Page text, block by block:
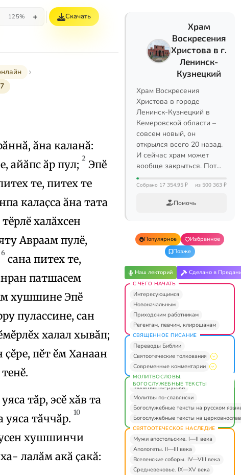
125% + Скачать
ӑна каланӑ:
айӑпс ӑр пул; 2 Эпӗ
те, питех те
калаҫса ӑна тата
халӑхсен
Авраам пулӗ,
6 сана питех те,
патшасем
хушшине Эпӗ
пулассине, сан
халал хывӑп;
ҫӗре, пӗт ӗм Ханаан
тӑр, эсӗ хӑв та
уяса тӑччӑр. 10
хушшинчи
лалӑм акӑ ҫакӑ:
Храм
Воскресения
Христова в г.
Ленинск-
Кузнецкий
Храм Воскресения
Христова в городе
Ленинск-Кузнецкий в
Кемеровской области –
совсем новый, он
открылся всего 20 назад.
И сейчас храм может
вообще закрыться. Пот…
Собрано 17 354,95 ₽ из 500 363 ₽
Помочь
Популярное
Избранное
Позже
Наш лекторий Сделано в
С ЧЕГО НАЧАТЬ
Интересующимся
Новоначальным
Приходским работникам
Регентам, певчим, клирошанам
СВЯЩЕННОЕ ПИСАНИЕ
Переводы Библии
Святоотеческие толкования
Современные комментарии
МОЛИТВОСЛОВЫ.
БОГОСЛУЖЕБНЫЕ ТЕКСТЫ
Молитвы по-русски
Молитвы по-славянски
Богослужебные тексты на русском
Богослужебные тексты на
СВЯТООТЕЧЕСКОЕ НАСЛЕДИЕ
Мужи апостольские. I—II века
Апологеты. II—III века
Вселенские соборы. IV—VIII века
Средневековье. IX—XV века